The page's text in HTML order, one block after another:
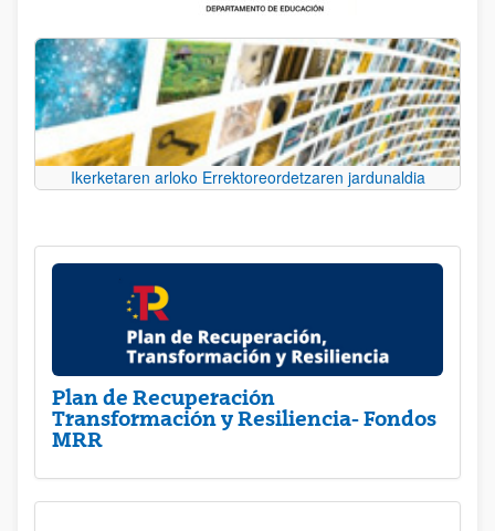
Ikerketaren arloko Errektoreordetzaren jardunaldia
Plan de Recuperación
Transformación y Resiliencia- Fondos
MRR